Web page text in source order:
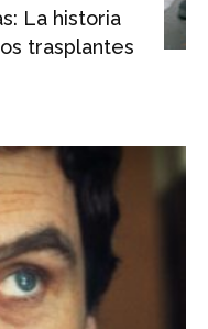
La historia
trasplantes